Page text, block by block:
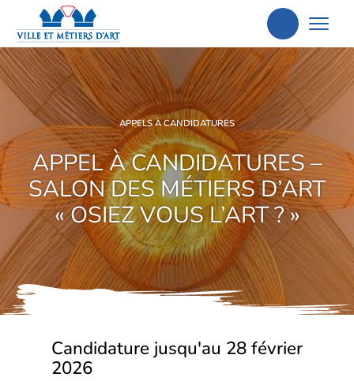
Aller
à
la
recherche
APPELS À CANDIDATURES
APPEL À CANDIDATURES –
SALON DES MÉTIERS D’ART
« OSIEZ VOUS L’ART ? »
Candidature jusqu'au 28 février
2026